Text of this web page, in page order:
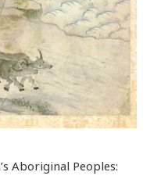
Aboriginal Peoples: